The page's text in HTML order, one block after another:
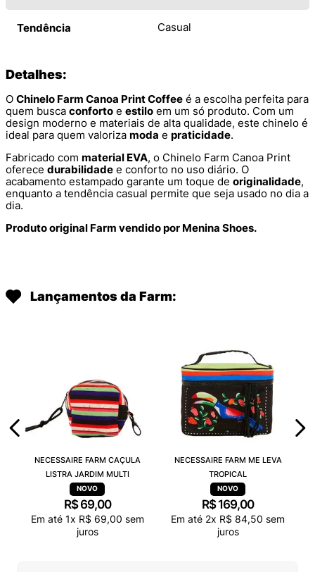
Tendência Casual
Detalhes:
O Chinelo Farm Canoa Print Coffee é a escolha perfeita para
quem busca conforto e estilo em um só produto. Com um
design moderno e materiais de alta qualidade, este chinelo é
ideal para quem valoriza moda e praticidade.
Fabricado com material EVA, o Chinelo Farm Canoa Print
oferece durabilidade e conforto no uso diário. O
acabamento estampado garante um toque de originalidade,
enquanto a tendência casual permite que seja usado no dia a
dia.
Produto original Farm vendido por Menina Shoes.
Lançamentos da Farm:
NECESSAIRE FARM CAÇULA
LISTRA JARDIM MULTI
R$ 69,00
Em até 1x R$ 69,00 sem
juros
NECESSAIRE FARM ME LEVA
TROPICAL
R$ 169,00
Em até 2x R$ 84,50 sem
juros